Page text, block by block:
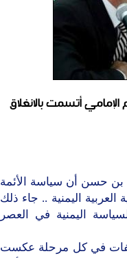
أتسمت بالانغلاق
بن حسن أن سياسة الأئمة
اليمنية .. جاء ذلك
اليمنية في العصر
في كل مرحلة عكست